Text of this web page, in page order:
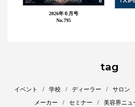
2026年６月号
No.795
tag
イベント 学校 ディーラー サロン
メーカー
セミナー 美容界ニュ